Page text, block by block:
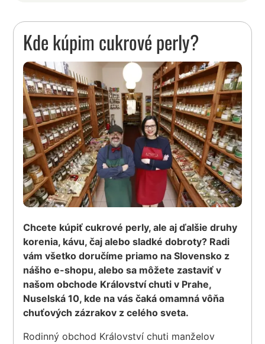
Kde kúpim cukrové perly?
Chcete kúpiť cukrové perly, ale aj ďalšie druhy
korenia, kávu, čaj alebo sladké dobroty? Radi
vám všetko doručíme priamo na Slovensko z
nášho e-shopu, alebo sa môžete zastaviť v
našom obchode Království chuti v Prahe,
Nuselská 10, kde na vás čaká omamná vôňa
chuťových zázrakov z celého sveta.
Rodinný obchod Království chuti manželov